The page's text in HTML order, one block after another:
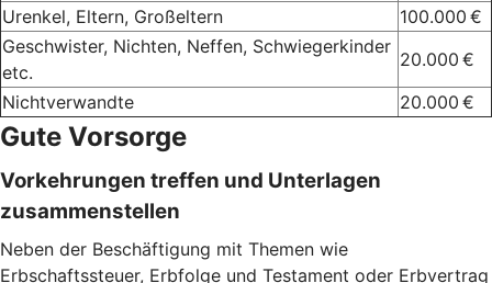
Urenkel, Eltern, Großeltern
100.000 €
Geschwister, Nichten, Neffen, Schwiegerkinder
etc.
20.000 €
Nichtverwandte
20.000 €
Gute Vorsorge
Vorkehrungen treffen und Unterlagen
zusammenstellen
Neben der Beschäftigung mit Themen wie
Erbschaftssteuer, Erbfolge und Testament oder Erbvertrag